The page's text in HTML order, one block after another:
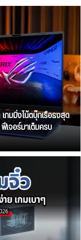
กมมิ่งโน้ตบุ๊กเรือธงสุด
จอร์มาเต็มครบ